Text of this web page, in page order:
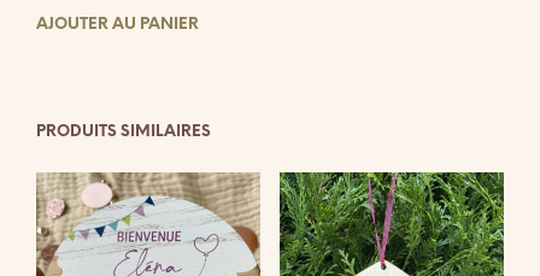
AJOUTER AU PANIER
PRODUITS SIMILAIRES